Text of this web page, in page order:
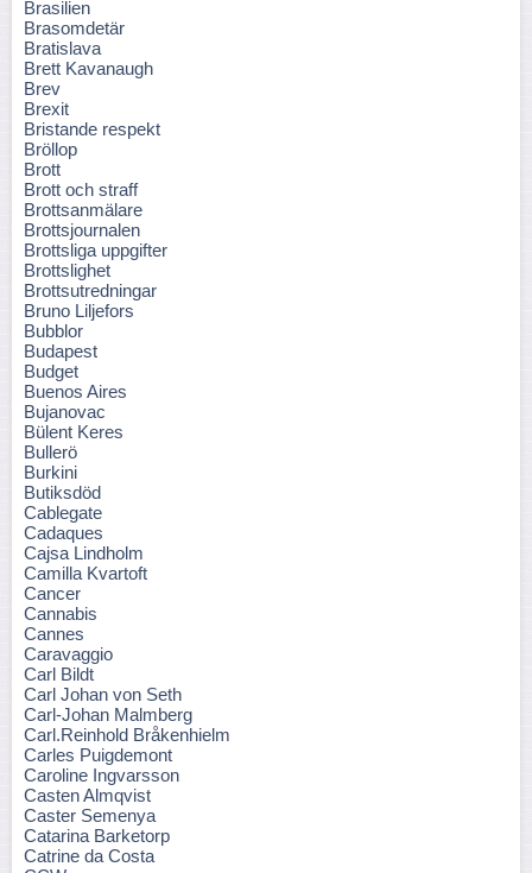
Brasilien
Brasomdetär
Bratislava
Brett Kavanaugh
Brev
Brexit
Bristande respekt
Bröllop
Brott
Brott och straff
Brottsanmälare
Brottsjournalen
Brottsliga uppgifter
Brottslighet
Brottsutredningar
Bruno Liljefors
Bubblor
Budapest
Budget
Buenos Aires
Bujanovac
Bülent Keres
Bullerö
Burkini
Butiksdöd
Cablegate
Cadaques
Cajsa Lindholm
Camilla Kvartoft
Cancer
Cannabis
Cannes
Caravaggio
Carl Bildt
Carl Johan von Seth
Carl-Johan Malmberg
Carl.Reinhold Bråkenhielm
Carles Puigdemont
Caroline Ingvarsson
Casten Almqvist
Caster Semenya
Catarina Barketorp
Catrine da Costa